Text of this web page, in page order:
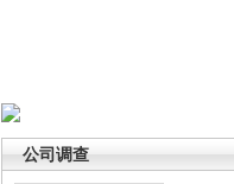
公司调查